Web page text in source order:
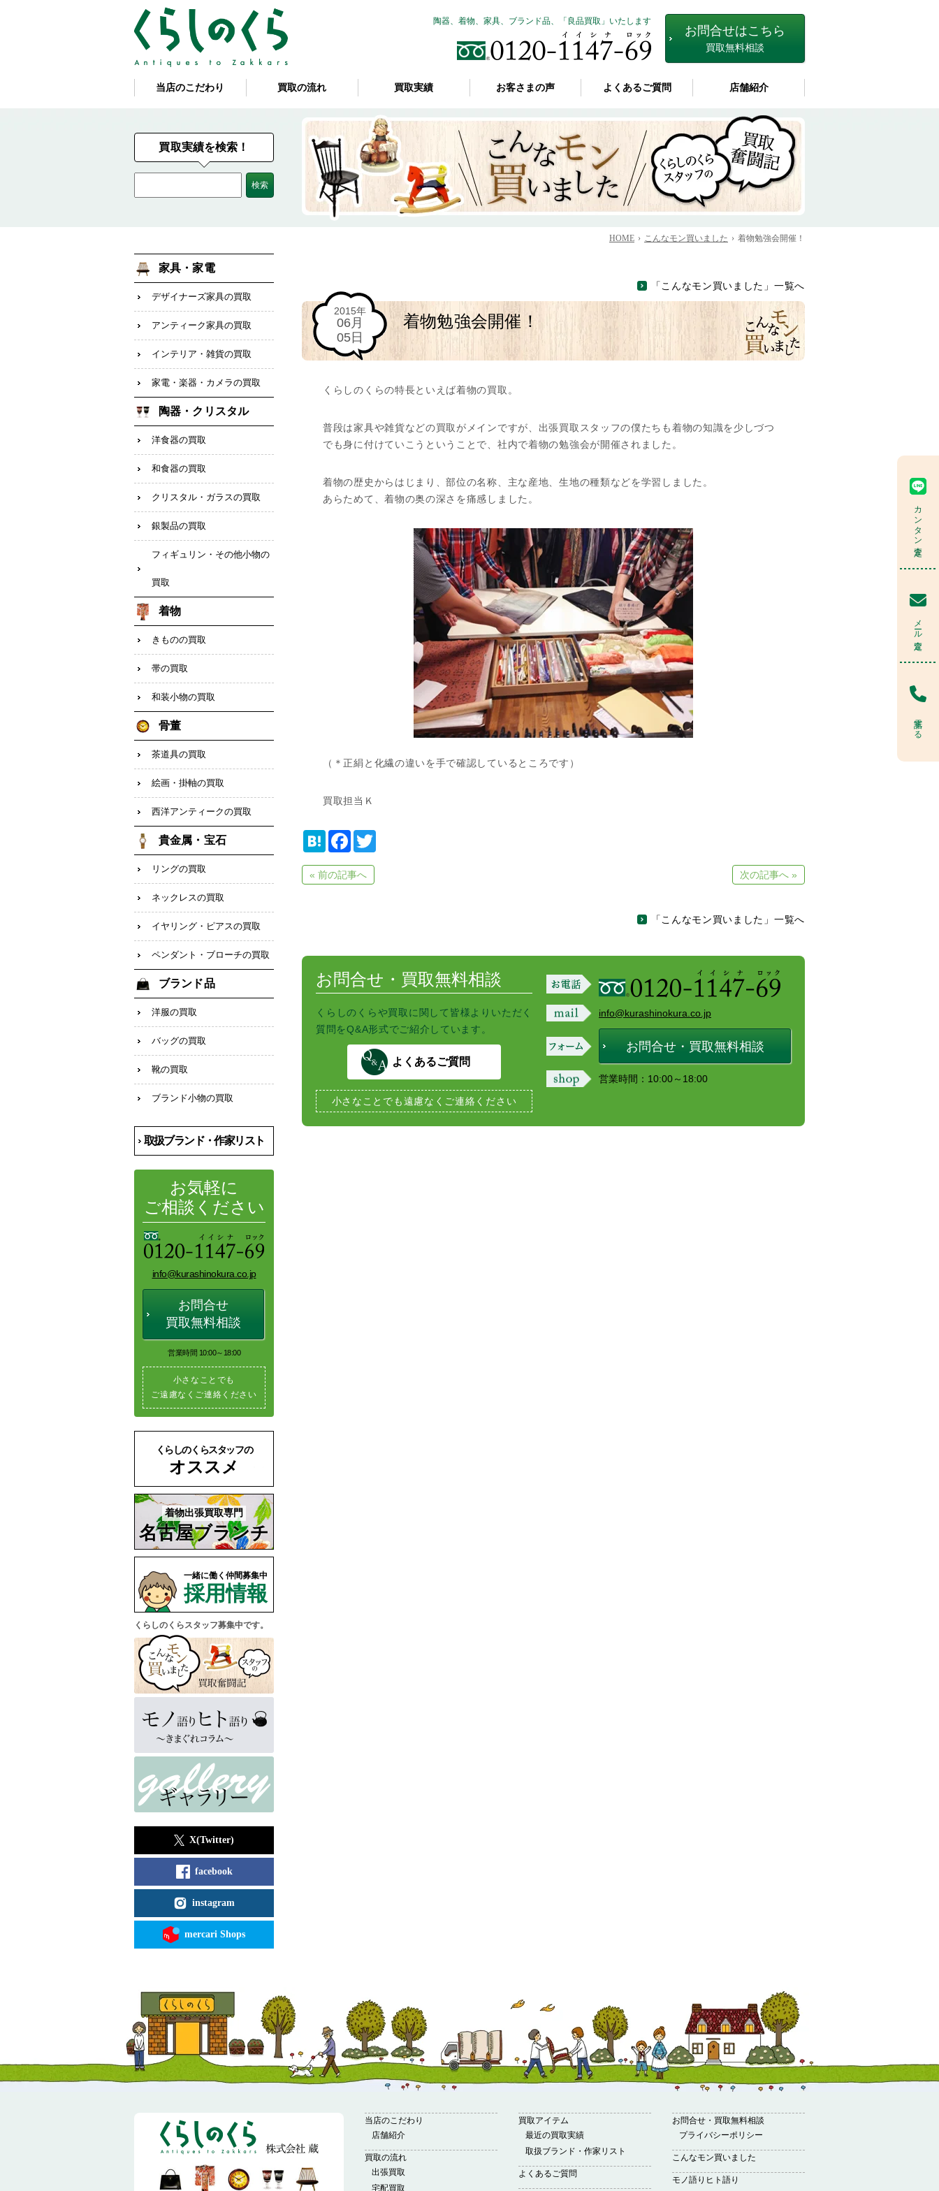
お問合せはこちら
買取無料相談
陶器、着物、家具、ブランド品、「良品買取」いたします
当店のこだわり 買取の流れ 買取実績 お客さまの声 よくあるご質問 店舗紹介
カンタン査定
メール査定
電話する
HOME こんなモン買いました 着物勉強会開催！
「こんなモン買いました」一覧へ
2015年
06月
05日
着物勉強会開催！
くらしのくらの特長といえば着物の買取。
普段は家具や雑貨などの買取がメインですが、出張買取スタッフの僕たちも着物の知識を少しづつ
でも身に付けていこうということで、社内で着物の勉強会が開催されました。
着物の歴史からはじまり、部位の名称、主な産地、生地の種類などを学習しました。
あらためて、着物の奥の深さを痛感しました。
（＊正絹と化繊の違いを手で確認しているところです）
買取担当Ｋ
H
e
n
F
e
b
« 前の記事へ 次の記事へ »
「こんなモン買いました」一覧へ
お問合せ・買取無料相談
くらしのくらや買取に関して皆様よりいただく
質問をQ&A形式でご紹介しています。
よくあるご質問
小さなことでも遠慮なくご連絡ください
info@kurashinokura.co.jp
お問合せ・買取無料相談
営業時間：10:00～18:00
買取実績を検索！
家具・家電
デザイナーズ家具の買取
アンティーク家具の買取
インテリア・雑貨の買取
家電・楽器・カメラの買取
陶器・クリスタル
洋食器の買取
和食器の買取
クリスタル・ガラスの買取
銀製品の買取
フィギュリン・その他小物の
買取
着物
きものの買取
帯の買取
和装小物の買取
骨董
茶道具の買取
絵画・掛軸の買取
西洋アンティークの買取
貴金属・宝石
リングの買取
ネックレスの買取
イヤリング・ピアスの買取
ペンダント・ブローチの買取
ブランド品
洋服の買取
バッグの買取
靴の買取
ブランド小物の買取
取扱ブランド・作家リスト
お気軽に
ご相談ください
info@kurashinokura.co.jp
お問合せ
買取無料相談
営業時間 10:00～18:00
小さなことでも
ご遠慮なくご連絡ください
くらしのくらスタッフの
オススメ
着物出張買取専門
名古屋ブランチ
一緒に働く仲間募集中
採用情報
くらしのくらスタッフ募集中です。
X(Twitter)
facebook
instagram
mercari Shops
当店のこだわり
店舗紹介
買取の流れ
出張買取
宅配買取
買取アイテム
最近の買取実績
取扱ブランド・作家リスト
よくあるご質問
お問合せ・買取無料相談
プライバシーポリシー
こんなモン買いました
モノ語りヒト語り